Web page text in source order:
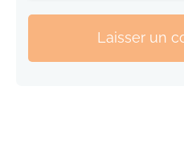
Laisser un